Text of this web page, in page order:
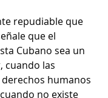
repudiable que
que el
Cubano sea un
cuando las
humanos
no existe